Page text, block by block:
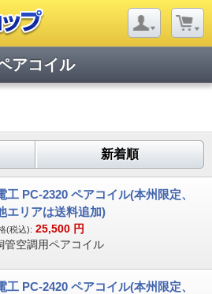
アコイル
新着順
工 PC-2320 ペアコイル(本州限定、
エリアは送料追加)
(税込): 25,500 円
管空調用ペアコイル
工 PC-2420 ペアコイル(本州限定、